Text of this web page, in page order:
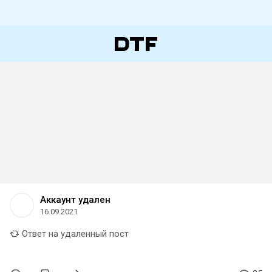
Аккаунт удален
16.09.2021
Ответ на удаленный пост